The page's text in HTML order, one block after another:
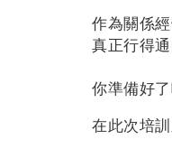
作為關係
真正行得
你準備好
在此次培